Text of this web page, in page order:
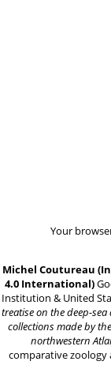
Your
Michel Coutureau
4.0 International)
Institution & United
treatise on the deep-
collections made by
northwestern
comparative zoology